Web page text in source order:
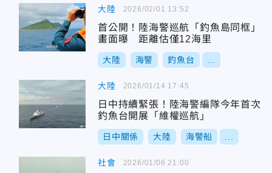
大陸
首公開！陸海警巡航「釣魚島同框」
畫面曝 距離估僅12海里
大陸 海警 釣魚台
2026/02/01 13:52
大陸
日中持續緊張！陸海警編隊今年首次
釣魚台開展「維權巡航」
日中關係 大陸 海警船
2026/01/14 17:45
社會 2026/01/06 21:00